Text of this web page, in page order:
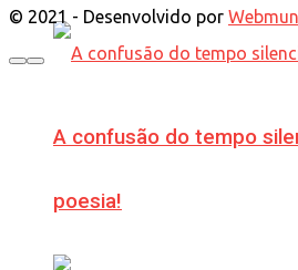
A confusão do tempo
poesia!
© 2021 - Desenvolvido por